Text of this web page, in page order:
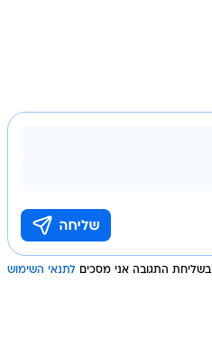
בשליחת התגובה אני מסכים לתנאי השימוש